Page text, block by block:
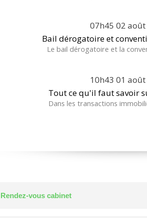
07h45 02 août
Bail dérogatoire et
Le bail dérogatoire et la
10h43 01 août
Tout ce qu'il faut savoir
Dans les transactions
Rendez-vous cabinet